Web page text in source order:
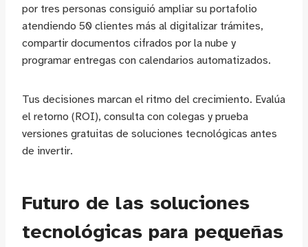
por tres personas consiguió ampliar su portafolio
atendiendo 50 clientes más al digitalizar trámites,
compartir documentos cifrados por la nube y
programar entregas con calendarios automatizados.
Tus decisiones marcan el ritmo del crecimiento. Evalúa
el retorno (ROI), consulta con colegas y prueba
versiones gratuitas de soluciones tecnológicas antes
de invertir.
Futuro de las soluciones
tecnológicas para pequeñas